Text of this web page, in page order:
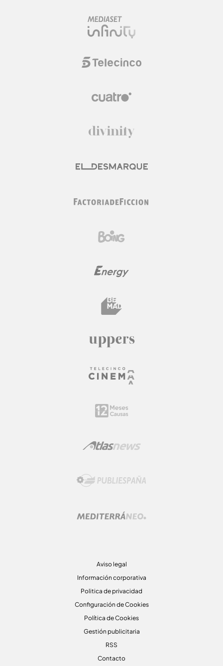
Aviso legal
Información corporativa
Politica de privacidad
Configuración de Cookies
Política de Cookies
Gestión publicitaria
RSS
Contacto